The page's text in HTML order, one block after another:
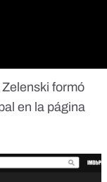
formó
en la página